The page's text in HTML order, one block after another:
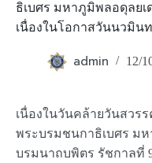
ธิเบศร มหาภูมิพลอดุลย
เนื่องในโอกาสวันนวมิน
admin 12/
เนื่องในวันคล้ายวันสวร
พระบรมชนกาธิเบศร ม
บรมนาถบพิตร รัชกาลที่